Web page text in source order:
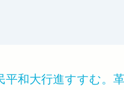
平和大行進すすむ。